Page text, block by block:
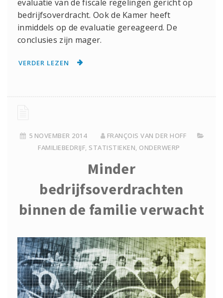
evaluatie van de fiscale regelingen gericht op
bedrijfsoverdracht. Ook de Kamer heeft
inmiddels op de evaluatie gereageerd. De
conclusies zijn mager.
VERDER LEZEN
5 NOVEMBER 2014
FRANÇOIS VAN DER HOFF
FAMILIEBEDRIJF, STATISTIEKEN, ONDERWERP
Minder
bedrijfsoverdrachten
binnen de familie verwacht